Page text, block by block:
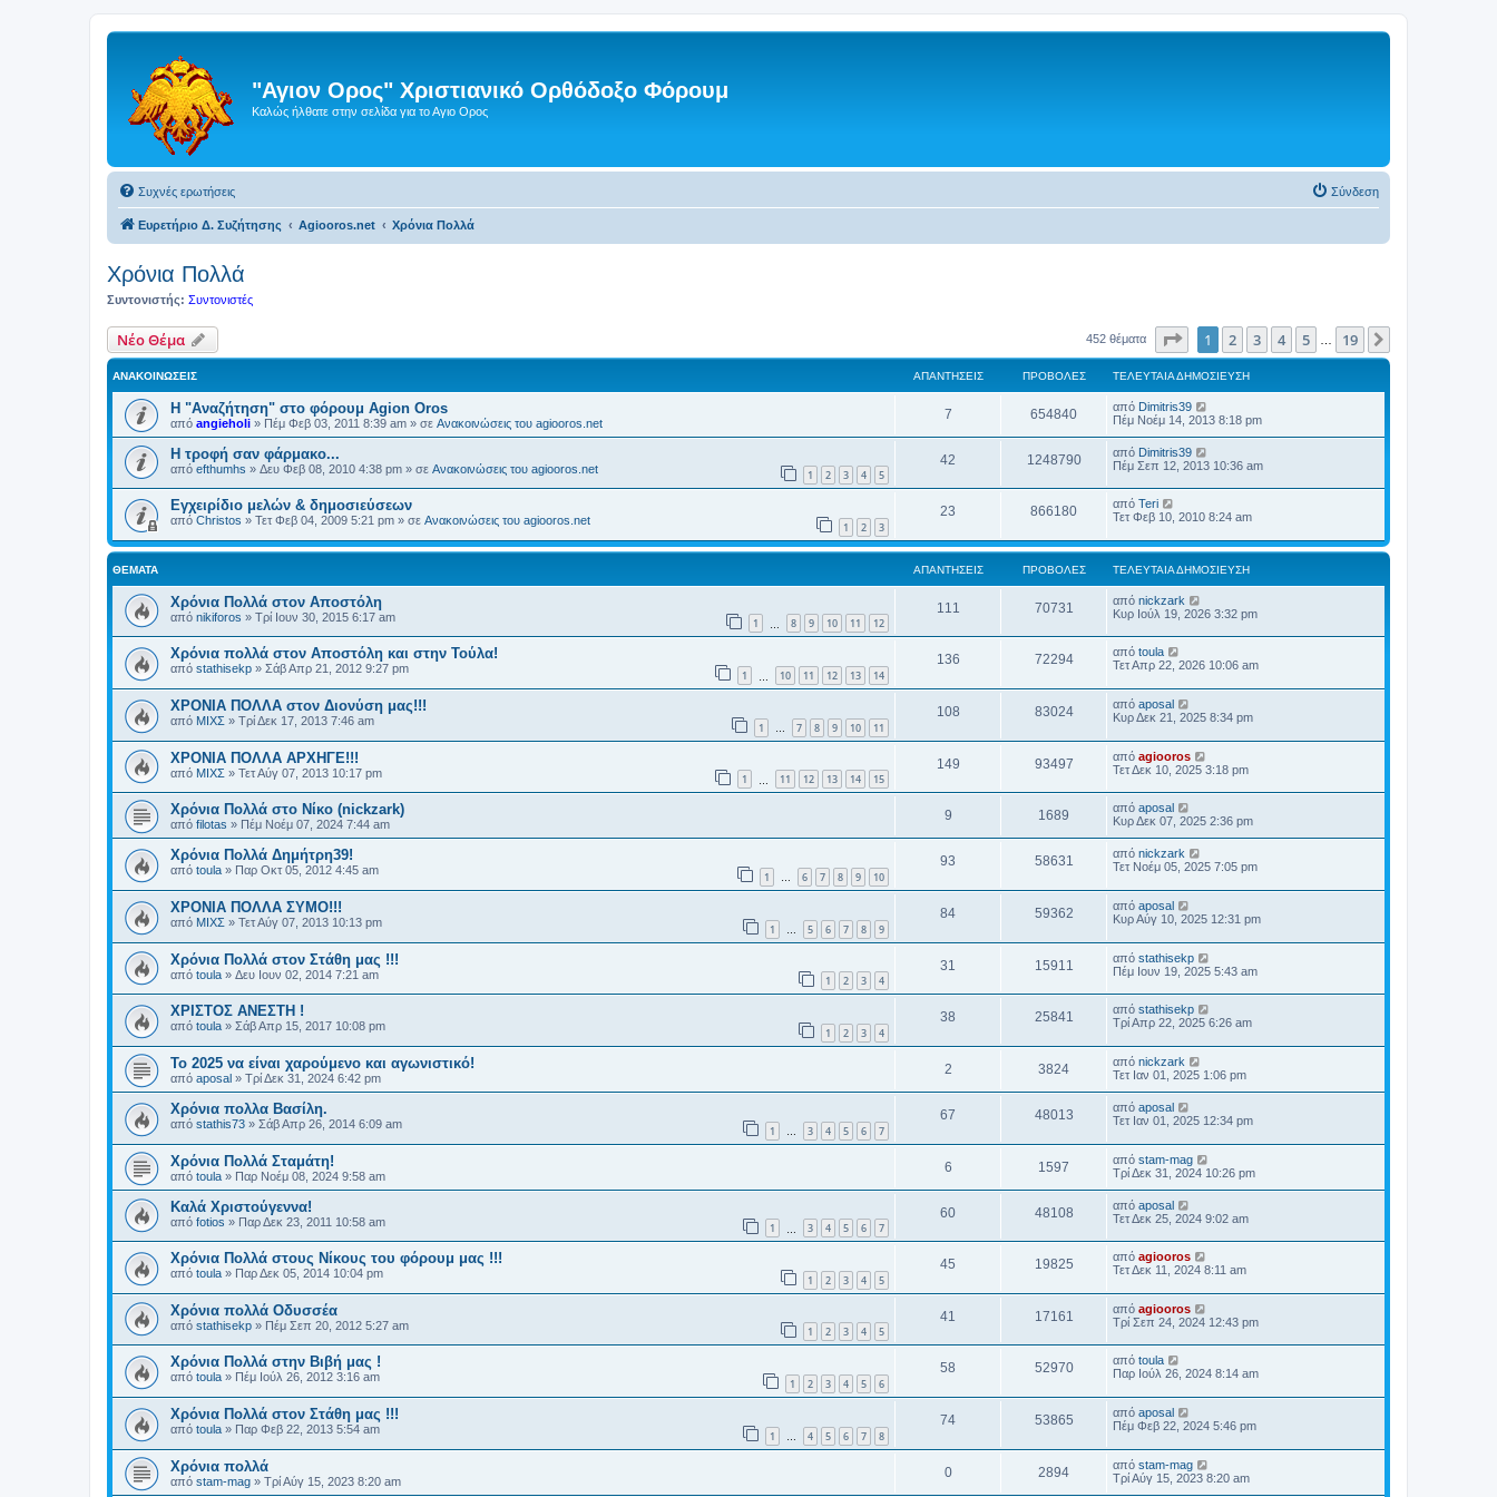
"Αγιον Ορος" Χριστιανικό Ορθόδοξο Φόρουμ
Καλώς ήλθατε στην σελίδα για το Αγιο Ορος
Συχνές ερωτήσεις Σύνδεση
Ευρετήριο Δ. Συζήτησης Agiooros.net Χρόνια Πολλά
Χρόνια Πολλά
Συντονιστής: Συντονιστές
Νέο Θέμα 452 θέματα Σελίδα1 από 19
1 2 3 4 5 19
ΑΝΑΚΟΙΝΏΣΕΙΣ ΑΠΑΝΤΉΣΕΙΣ ΠΡΟΒΟΛΈΣ ΤΕΛΕΥΤΑΊΑ ΔΗΜΟΣΊΕΥΣΗ
Η "Αναζήτηση" στο φόρουμ Agion Oros
από angieholi » Πέμ Φεβ 03, 2011 8:39 am » σε Ανακοινώσεις του agiooros.net
7 654840 από Dimitris39
Πέμ Νοέμ 14, 2013 8:18 pm
H τροφή σαν φάρμακο...
από efthumhs » Δευ Φεβ 08, 2010 4:38 pm » σε Ανακοινώσεις του agiooros.net 1 2 3 4 5
42 1248790 από Dimitris39
Πέμ Σεπ 12, 2013 10:36 am
Εγχειρίδιο μελών & δημοσιεύσεων
από Christos » Τετ Φεβ 04, 2009 5:21 pm » σε Ανακοινώσεις του agiooros.net 1 2 3
23 866180 από Teri
Τετ Φεβ 10, 2010 8:24 am
ΘΈΜΑΤΑ ΑΠΑΝΤΉΣΕΙΣ ΠΡΟΒΟΛΈΣ ΤΕΛΕΥΤΑΊΑ ΔΗΜΟΣΊΕΥΣΗ
Χρόνια Πολλά στον Αποστόλη
από nikiforos » Τρί Ιουν 30, 2015 6:17 am 1 8 9 10 11 12
111 70731 από nickzark
Κυρ Ιούλ 19, 2026 3:32 pm
Χρόνια πολλά στον Αποστόλη και στην Τούλα!
από stathisekp » Σάβ Απρ 21, 2012 9:27 pm 1 10 11 12 13 14
136 72294 από toula
Τετ Απρ 22, 2026 10:06 am
ΧΡΟΝΙΑ ΠΟΛΛΑ στον Διονύση μας!!!
από ΜΙΧΣ » Τρί Δεκ 17, 2013 7:46 am 1 … 7 8 9 10 11
108 83024 από aposal
Κυρ Δεκ 21, 2025 8:34 pm
ΧΡΟΝΙΑ ΠΟΛΛΑ ΑΡΧΗΓΕ!!!
από ΜΙΧΣ » Τετ Αύγ 07, 2013 10:17 pm 1 11 12 13 14 15
149 93497 από agiooros
Τετ Δεκ 10, 2025 3:18 pm
Χρόνια Πολλά στο Νίκο (nickzark)
από filotas » Πέμ Νοέμ 07, 2024 7:44 am
9 1689 από aposal
Κυρ Δεκ 07, 2025 2:36 pm
Χρόνια Πολλά Δημήτρη39!
από toula » Παρ Οκτ 05, 2012 4:45 am 1 … 6 7 8 9 10
93 58631 από nickzark
Τετ Νοέμ 05, 2025 7:05 pm
ΧΡΟΝΙΑ ΠΟΛΛΑ ΣΥΜΟ!!!
από ΜΙΧΣ » Τετ Αύγ 07, 2013 10:13 pm 1 … 5 6 7 8 9
84 59362 από aposal
Κυρ Αύγ 10, 2025 12:31 pm
Χρόνια Πολλά στον Στάθη μας !!!
από toula » Δευ Ιουν 02, 2014 7:21 am 1 2 3 4
31 15911 από stathisekp
Πέμ Ιουν 19, 2025 5:43 am
ΧΡΙΣΤΟΣ ΑΝΕΣΤΗ !
από toula » Σάβ Απρ 15, 2017 10:08 pm 1 2 3 4
38 25841 από stathisekp
Τρί Απρ 22, 2025 6:26 am
Το 2025 να είναι χαρούμενο και αγωνιστικό!
από aposal » Τρί Δεκ 31, 2024 6:42 pm
2 3824 από nickzark
Τετ Ιαν 01, 2025 1:06 pm
Χρόνια πολλα Βασίλη.
από stathis73 » Σάβ Απρ 26, 2014 6:09 am 1 … 3 4 5 6 7
67 48013 από aposal
Τετ Ιαν 01, 2025 12:34 pm
Χρόνια Πολλά Σταμάτη!
από toula » Παρ Νοέμ 08, 2024 9:58 am
6 1597 από stam-mag
Τρί Δεκ 31, 2024 10:26 pm
Καλά Χριστούγεννα!
από fotios » Παρ Δεκ 23, 2011 10:58 am 1 3 4 5 6 7
60 48108 από aposal
Τετ Δεκ 25, 2024 9:02 am
Χρόνια Πολλά στους Νίκους του φόρουμ μας !!!
από toula » Παρ Δεκ 05, 2014 10:04 pm 1 2 3 4 5
45 19825 από agiooros
Τετ Δεκ 11, 2024 8:11 am
Χρόνια πολλά Οδυσσέα
από stathisekp » Πέμ Σεπ 20, 2012 5:27 am 1 2 3 4 5
41 17161 από agiooros
Τρί Σεπ 24, 2024 12:43 pm
Χρόνια Πολλά στην Βιβή μας !
από toula » Πέμ Ιούλ 26, 2012 3:16 am 1 2 3 4 5 6
58 52970 από toula
Παρ Ιούλ 26, 2024 8:14 am
Χρόνια Πολλά στον Στάθη μας !!!
από toula » Παρ Φεβ 22, 2013 5:54 am 1 … 4 5 6 7 8
74 53865 από aposal
Πέμ Φεβ 22, 2024 5:46 pm
Χρόνια πολλά
από stam-mag » Τρί Αύγ 15, 2023 8:20 am
0 2894 από stam-mag
Τρί Αύγ 15, 2023 8:20 am